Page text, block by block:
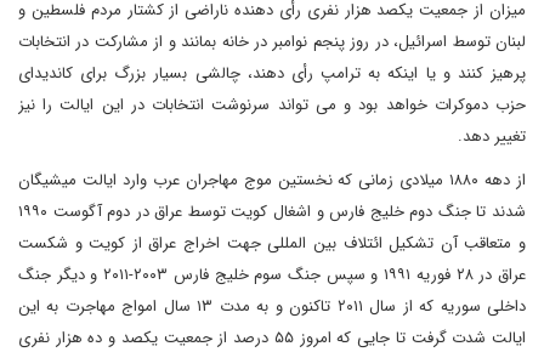
میزان از جمعیت یکصد هزار نفری رأی دهنده ناراضی از کشتار مردم فلسطین و
لبنان توسط اسرائیل، در روز پنجم نوامبر در خانه بمانند و از مشارکت در انتخابات
پرهیز کنند و یا اینکه به ترامپ رأی دهند، چالشی بسیار بزرگ برای کاندیدای
حزب دموکرات خواهد بود و می تواند سرنوشت انتخابات در این ایالت را نیز
تغییر دهد.
از دهه ۱۸۸۰ میلادی زمانی که نخستین موج مهاجران عرب وارد ایالت میشیگان
شدند تا جنگ دوم خلیج فارس و اشغال کویت توسط عراق در دوم آگوست ۱۹۹۰
و متعاقب آن تشکیل ائتلاف بین المللی جهت اخراج عراق از کویت و شکست
عراق در ۲۸ فوریه ۱۹۹۱ و سپس جنگ سوم خلیج فارس ۲۰۰۳-۲۰۱۱ و دیگر جنگ
داخلی سوریه که از سال ۲۰۱۱ تاکنون و به مدت ۱۳ سال امواج مهاجرت به این
ایالت شدت گرفت تا جایی که امروز ۵۵ درصد از جمعیت یکصد و ده هزار نفری